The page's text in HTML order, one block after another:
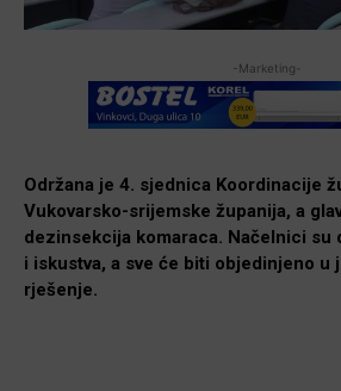
-Marketing-
Održana je 4. sjednica Koordinacije
Vukovarsko-srijemske županija, a
dezinsekcija komaraca. Načelnici su
i iskustva, a sve će biti objedinjeno u
rješenje.